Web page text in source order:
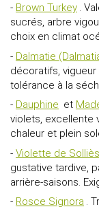
- Brown Turkey .
sucrés, arbre
choix en climat
- Dalmatie
décoratifs,
tolérance à la
- Dauphine et
violets, excellente
chaleur et plein
- Violette de
gustative tardive,
arrière-saisons.
- Rosce Signora .